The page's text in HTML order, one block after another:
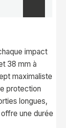
impact
38 mm à
maximaliste
protection
longues,
une durée